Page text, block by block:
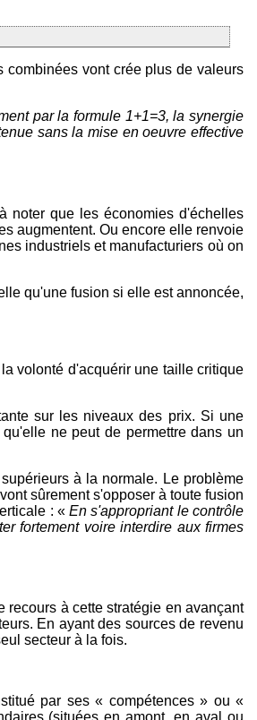
vont crée plus de valeurs
par la formule 1+1=3, la synergie
sans la mise en oeuvre effective
noter que les économies d'échelles
augmentent. Ou encore elle renvoie
industriels et manufacturiers où on
qu'une fusion si elle est annoncée,
volonté d'acquérir une taille critique
sur les niveaux des prix. Si une
ne peut de permettre dans un
à la normale. Le problème
sûrement s'opposer à toute fusion
: «En s'appropriant le contrôle
fortement voire interdire aux firmes
à cette stratégie en avançant
En ayant des sources de revenu
secteur à la fois.
par ses « compétences » ou «
(situées en amont, en aval ou